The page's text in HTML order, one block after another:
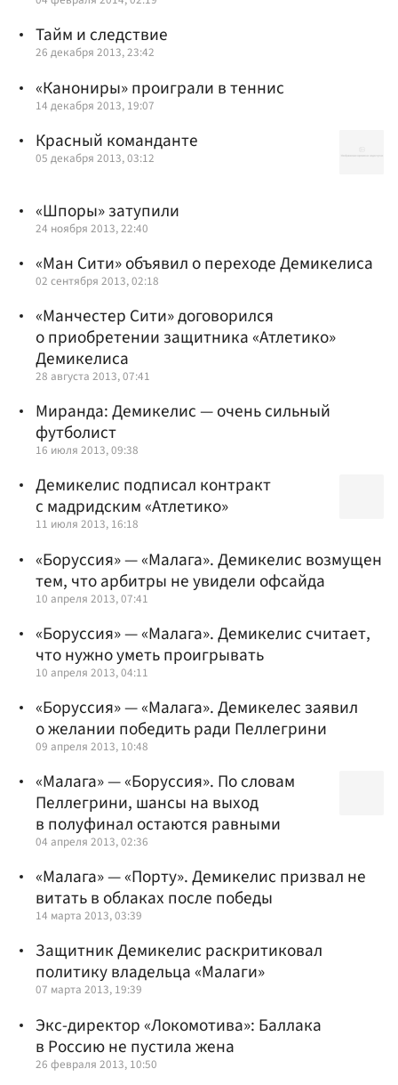
Тайм и следствие
26 декабря 2013, 23:42
«Канониры» проиграли в теннис
14 декабря 2013, 19:07
Красный команданте
05 декабря 2013, 03:12
«Шпоры» затупили
24 ноября 2013, 22:40
«Ман Сити» объявил о переходе Демикелиса
02 сентября 2013, 02:18
«Манчестер Сити» договорился
о приобретении защитника «Атлетико»
Демикелиса
28 августа 2013, 07:41
Миранда: Демикелис — очень сильный
футболист
16 июля 2013, 09:38
Демикелис подписал контракт
с мадридским «Атлетико»
11 июля 2013, 16:18
«Боруссия» — «Малага». Демикелис возмущен
тем, что арбитры не увидели офсайда
10 апреля 2013, 07:41
«Боруссия» — «Малага». Демикелис считает,
что нужно уметь проигрывать
10 апреля 2013, 04:11
«Боруссия» — «Малага». Демикелес заявил
о желании победить ради Пеллегрини
09 апреля 2013, 10:48
«Малага» — «Боруссия». По словам
Пеллегрини, шансы на выход
в полуфинал остаются равными
04 апреля 2013, 02:36
«Малага» — «Порту». Демикелис призвал не
витать в облаках после победы
14 марта 2013, 03:39
Защитник Демикелис раскритиковал
политику владельца «Малаги»
07 марта 2013, 19:39
Экс-директор «Локомотива»: Баллака
в Россию не пустила жена
26 февраля 2013, 10:50